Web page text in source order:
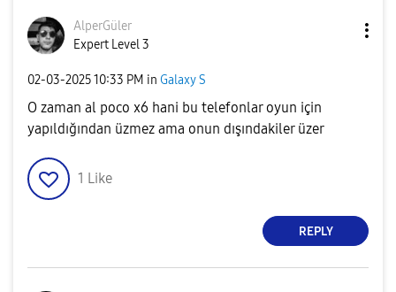
AlperGüler
Expert Level 3
‎02-03-202510:33 PM in Galaxy S
O zaman al poco x6 hani bu telefonlar oyun için
yapıldığından üzmez ama onun dışındakiler üzer
1 Like
REPLY